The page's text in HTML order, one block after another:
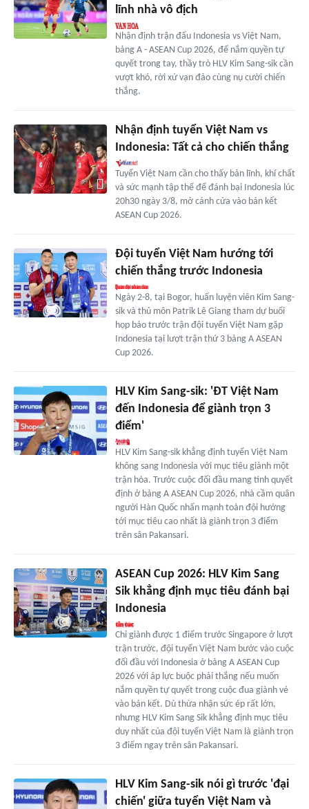
lĩnh nhà vô địch
Nhận định trận đấu Indonesia vs Việt Nam,
bảng A - ASEAN Cup 2026, để nắm quyền tự
quyết trong tay, thầy trò HLV Kim Sang-sik cần
vượt khó, rời xứ vạn đảo cùng nụ cười chiến
thắng.
Nhận định tuyển Việt Nam vs
Indonesia: Tất cả cho chiến thắng
Tuyển Việt Nam cần cho thấy bản lĩnh, khí chất
và sức mạnh tập thể để đánh bại Indonesia lúc
20h30 ngày 3/8, mở cánh cửa vào bán kết
ASEAN Cup 2026.
Đội tuyển Việt Nam hướng tới
chiến thắng trước Indonesia
Ngày 2-8, tại Bogor, huấn luyện viên Kim Sang-
sik và thủ môn Patrik Lê Giang tham dự buổi
họp báo trước trận đội tuyển Việt Nam gặp
Indonesia tại lượt trận thứ 3 bảng A ASEAN
Cup 2026.
HLV Kim Sang-sik: 'ĐT Việt Nam
đến Indonesia để giành trọn 3
điểm'
HLV Kim Sang-sik khẳng định tuyển Việt Nam
không sang Indonesia với mục tiêu giành một
trận hòa. Trước cuộc đối đầu mang tính quyết
định ở bảng A ASEAN Cup 2026, nhà cầm quân
người Hàn Quốc nhấn mạnh toàn đội hướng
tới mục tiêu cao nhất là giành trọn 3 điểm
trên sân Pakansari.
ASEAN Cup 2026: HLV Kim Sang
Sik khẳng định mục tiêu đánh bại
Indonesia
Chỉ giành được 1 điểm trước Singapore ở lượt
trận trước, đội tuyển Việt Nam bước vào cuộc
đối đầu với Indonesia ở bảng A ASEAN Cup
2026 với áp lực buộc phải thắng nếu muốn
nắm quyền tự quyết trong cuộc đua giành vé
vào bán kết. Dù thừa nhận sức ép rất lớn,
nhưng HLV Kim Sang Sik khẳng định mục tiêu
duy nhất của đội tuyển Việt Nam là giành trọn
3 điểm ngay trên sân Pakansari.
HLV Kim Sang-sik nói gì trước 'đại
chiến' giữa tuyển Việt Nam và